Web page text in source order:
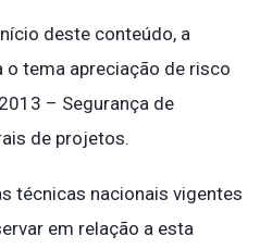
deste conteúdo, a
o tema apreciação de risco
– Segurança de
de projetos.
técnicas nacionais vigentes
em relação a esta